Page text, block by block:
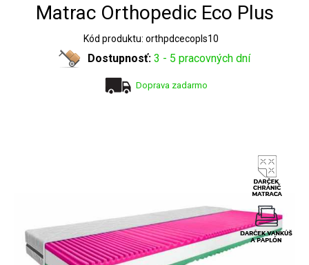
Matrac Orthopedic Eco Plus
Kód produktu: orthpdcecopls10
Dostupnosť: 3 - 5 pracovných dní
Doprava zadarmo